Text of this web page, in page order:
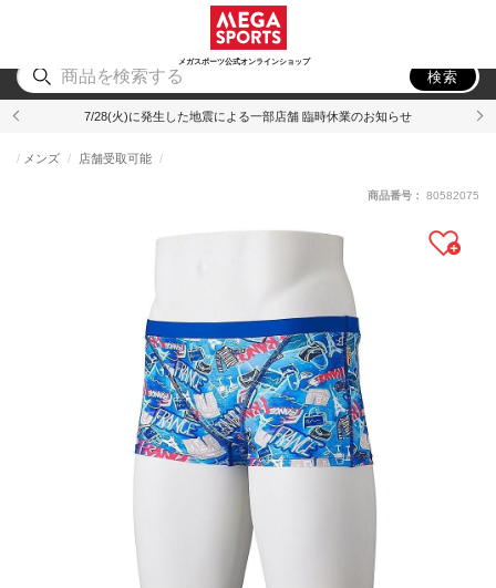
メガスポーツ公式オンラインショップ
アウトドア
検索
7/28(火)に発生した地震による一部店舗 臨時休業のお知らせ
メンズ 店舗受取可能
商品番号： 80582075